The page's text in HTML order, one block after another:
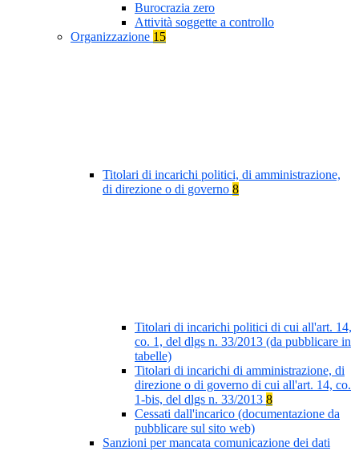
Burocrazia zero
Attività soggette a controllo
Organizzazione 15
Titolari di incarichi politici, di amministrazione,
di direzione o di governo 8
Titolari di incarichi politici di cui all'art. 14,
co. 1, del dlgs n. 33/2013 (da pubblicare in
tabelle)
Titolari di incarichi di amministrazione, di
direzione o di governo di cui all'art. 14, co.
1-bis, del dlgs n. 33/2013 8
Cessati dall'incarico (documentazione da
pubblicare sul sito web)
Sanzioni per mancata comunicazione dei dati